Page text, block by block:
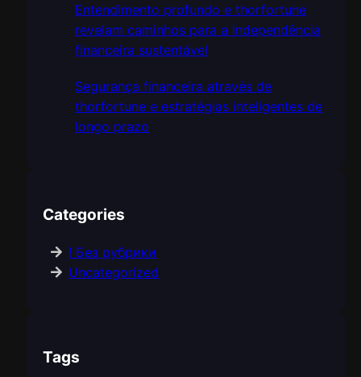
Entendimento profundo e thorfortune
revelam caminhos para a independência
financeira sustentável
Segurança financeira através de
thorfortune e estratégias inteligentes de
longo prazo
Categories
! Без рубрики
Uncategorized
Tags